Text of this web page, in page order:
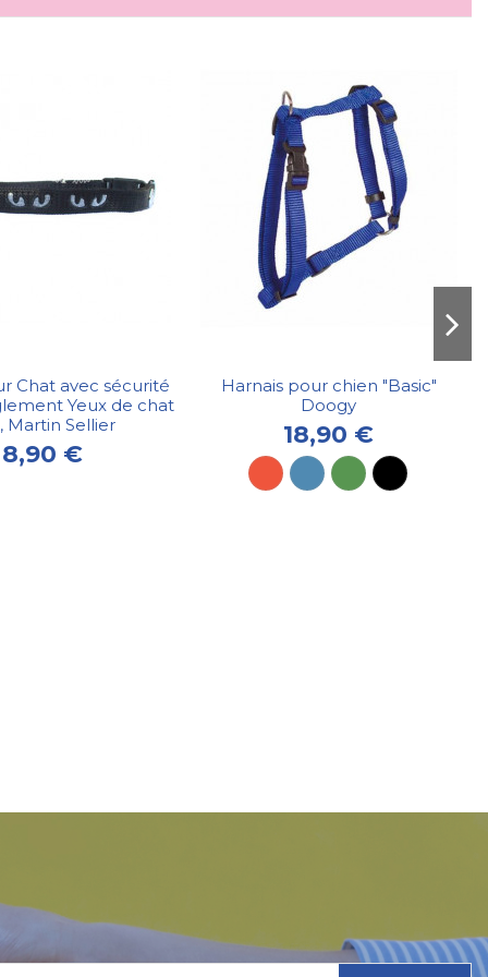
Chat avec sécurité
Yeux de chat
Martin Sellier
8,90 €
Harnais pour chien "Basic"
Doogy
18,90 €